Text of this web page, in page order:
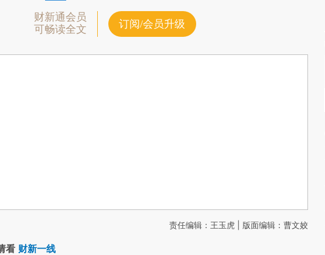
财新通会员
可畅读全文
订阅/会员升级
责任编辑：王玉虎 | 版面编辑：曹文姣
看 财新一线